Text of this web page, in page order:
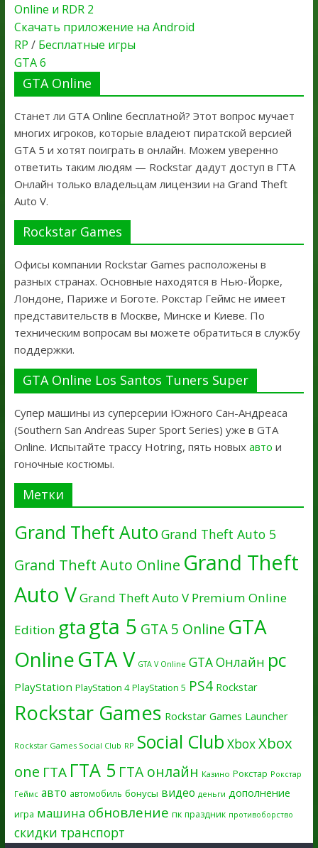
Online и RDR 2
Скачать приложение на Android
RP / Бесплатные игры
GTA 6
GTA Online
Станет ли GTA Online бесплатной? Этот вопрос мучает
многих игроков, которые владеют пиратской версией
GTA 5 и хотят поиграть в онлайн. Можем уверенно
ответить таким людям — Rockstar дадут доступ в ГТА
Онлайн только владельцам лицензии на Grand Theft
Auto V.
Rockstar Games
Офисы компании Rockstar Games расположены в
разных странах. Основные находятся в Нью-Йорке,
Лондоне, Париже и Боготе. Рокстар Геймс не имеет
представительств в Москве, Минске и Киеве. По
техническим вопросам вы можете обратиться в службу
поддержки.
GTA Online Los Santos Tuners Super
Супер машины из суперсерии Южного Сан-Андреаса
(Southern San Andreas Super Sport Series) уже в GTA
Online. Испытайте трассу Hotring, пять новых авто и
гоночные костюмы.
Метки
Grand Theft Auto Grand Theft Auto 5
Grand Theft Auto Online Grand Theft
Auto VGrand Theft Auto V Premium Online
Edition gtagta 5 GTA 5 Online GTA
OnlineGTA V GTA V Online GTA Онлайн pc
PlayStation PlayStation 4 PlayStation 5 PS4 Rockstar
Rockstar Games Rockstar Games Launcher
Rockstar Games Social Club RP Social Club XboxXbox
one ГТА ГТА 5 ГТА онлайн Казино Рокстар Рокстар
Геймс авто автомобиль бонусы видео деньги дополнение
игра машина обновление пк праздник противоборство
скидки транспорт